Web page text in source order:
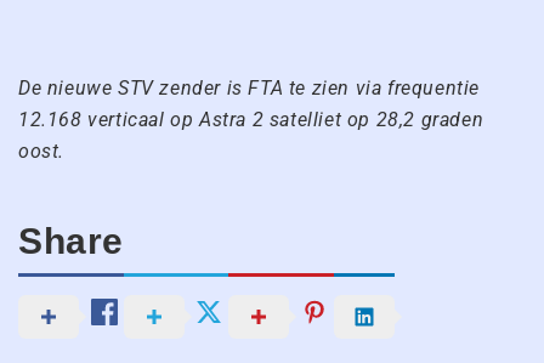
De nieuwe STV zender is FTA te zien via frequentie
12.168 verticaal op Astra 2 satelliet op 28,2 graden
oost.
Share